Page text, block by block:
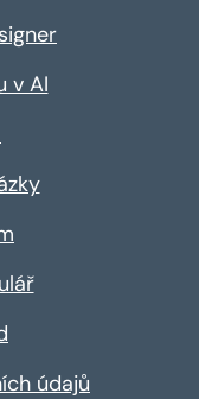
v AI
údajů